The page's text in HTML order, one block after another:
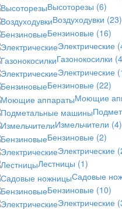
Высоторезы (6)
Воздуходувки (23)
Бензиновые (16)
Электрические
Газонокосилки
Электрические
Бензиновые (22)
Моющие
Измельчители (4)
Бензиновые (2)
Электрические
Лестницы (1)
Садовые
Бензиновые (10)
Электрические